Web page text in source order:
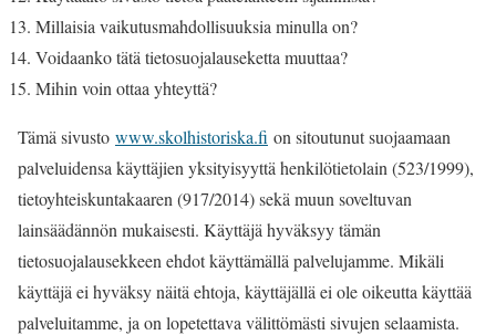
Millaisia vaikutusmahdollisuuksia minulla on?
Voidaanko tätä tietosuojalauseketta muuttaa?
Mihin voin ottaa yhteyttä?
Tämä sivusto www.skolhistoriska.fi on sitoutunut suojaamaan
palveluidensa käyttäjien yksityisyyttä henkilötietolain (523/1999),
tietoyhteiskuntakaaren (917/2014) sekä muun soveltuvan
lainsäädännön mukaisesti. Käyttäjä hyväksyy tämän
tietosuojalausekkeen ehdot käyttämällä palvelujamme. Mikäli
käyttäjä ei hyväksy näitä ehtoja, käyttäjällä ei ole oikeutta käyttää
palveluitamme, ja on lopetettava välittömästi sivujen selaamista.